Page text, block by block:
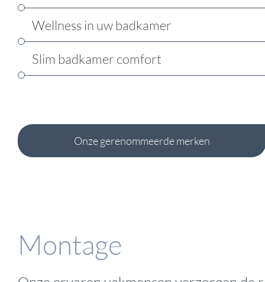
Wellness in uw badkamer
Slim badkamer comfort
Onze gerenommeerde merken
Montage